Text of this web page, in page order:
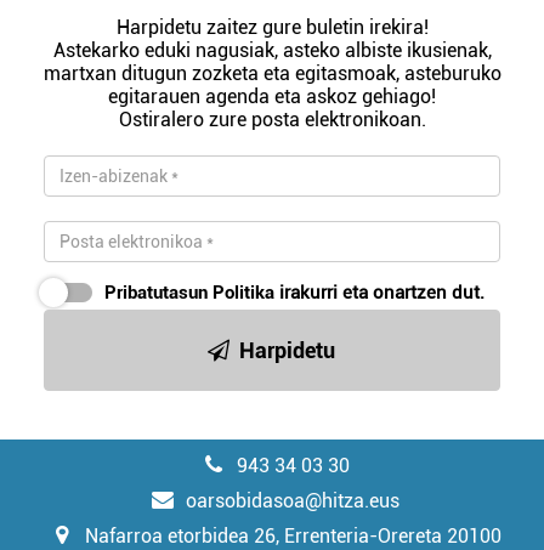
Harpidetu zaitez gure buletin irekira!
Astekarko eduki nagusiak, asteko albiste ikusienak,
martxan ditugun zozketa eta egitasmoak, asteburuko
egitarauen agenda eta askoz gehiago!
Ostiralero zure posta elektronikoan.
Pribatutasun Politika irakurri eta onartzen dut.
Harpidetu
943 34 03 30
oarsobidasoa@hitza.eus
Nafarroa etorbidea 26, Errenteria-Orereta 20100